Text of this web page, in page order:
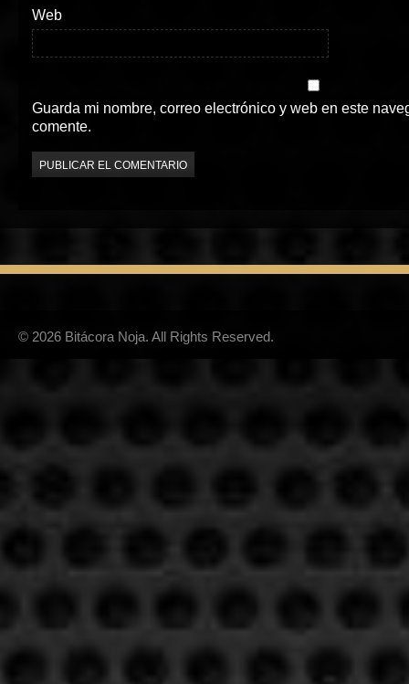
Web
Guarda mi nombre, correo electrónico y web en este
comente.
© 2026 Bitácora Noja. All Rights Reserved.